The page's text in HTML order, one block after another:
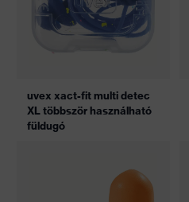
uvex xact-fit multi detec
XL többször használható
füldugó